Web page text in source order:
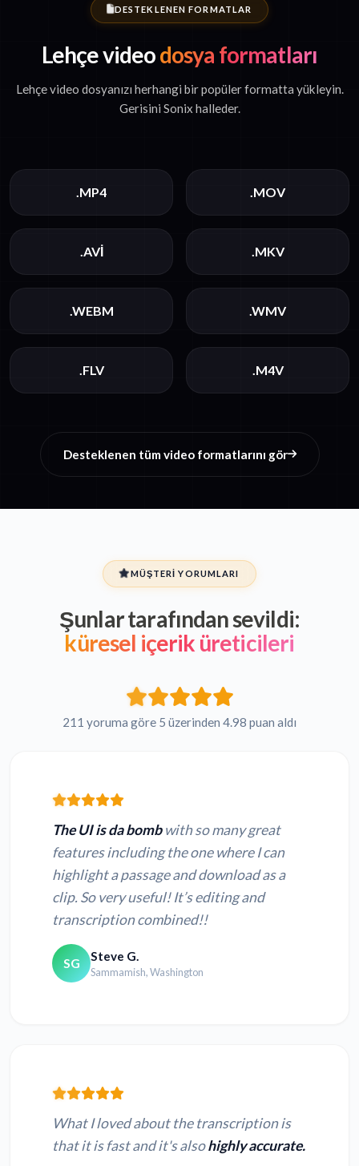
DESTEKLENEN FORMATLAR
Lehçe videodosya formatları
Lehçe video dosyanızı herhangi bir popüler formatta yükleyin.
Gerisini Sonix halleder.
.MP4 .MOV
.AVI .MKV
.WEBM .WMV
.FLV .M4V
Desteklenen tüm video formatlarını gör
MÜŞTERI YORUMLARI
Şunlar tarafından sevildi:
küresel içerik üreticileri
211 yoruma göre 5 üzerinden 4.98 puan aldı
The UI is da bombwith so many great
features including the one where I can
highlight a passage and download as a
clip. So very useful! It’s editing and
transcription combined!!
SG Steve G.
Sammamish, Washington
What I loved about the transcription is
that it is fast and it's alsohighly accurate.